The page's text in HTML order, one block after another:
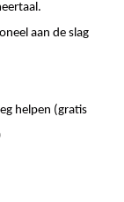
aan de slag
helpen (gratis